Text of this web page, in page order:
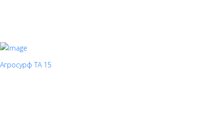
Агросурф ТА 15